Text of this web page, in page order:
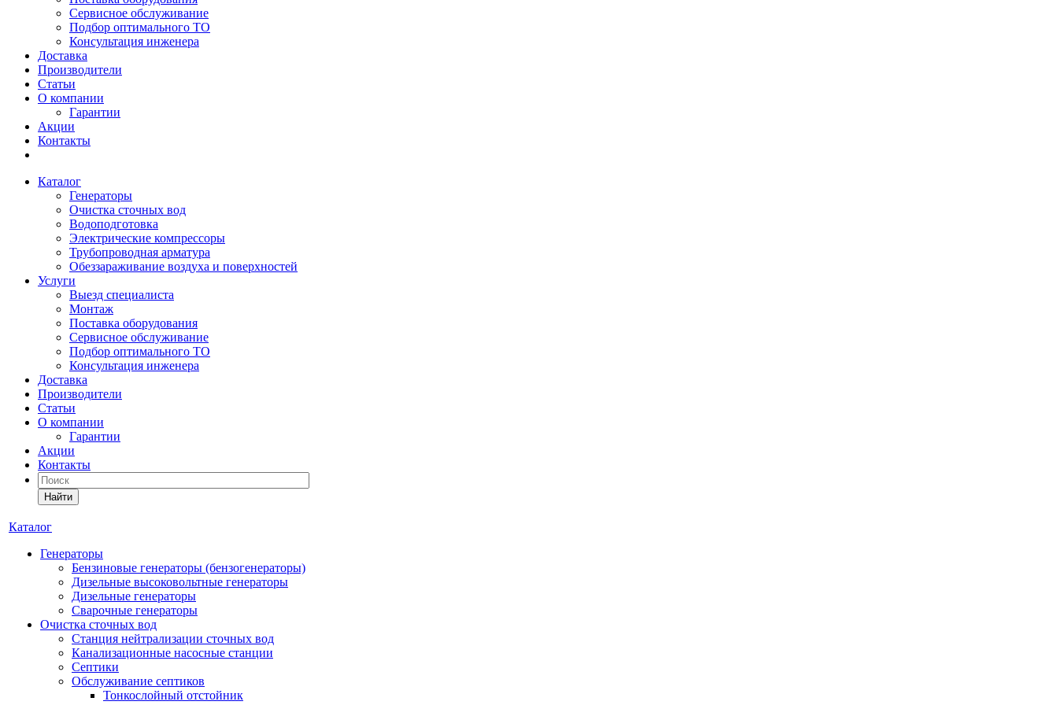
Сервисное обслуживание
Подбор оптимального ТО
Консультация инженера
Доставка
Производители
Статьи
О компании
Гарантии
Акции
Контакты
Каталог
Генераторы
Очистка сточных вод
Водоподготовка
Электрические компрессоры
Трубопроводная арматура
Обеззараживание воздуха и поверхностей
Услуги
Выезд специалиста
Монтаж
Поставка оборудования
Сервисное обслуживание
Подбор оптимального ТО
Консультация инженера
Доставка
Производители
Статьи
О компании
Гарантии
Акции
Контакты
Найти
Каталог
Генераторы
Бензиновые генераторы (бензогенераторы)
Дизельные высоковольтные генераторы
Дизельные генераторы
Сварочные генераторы
Очистка сточных вод
Станция нейтрализации сточных вод
Канализационные насосные станции
Септики
Обслуживание септиков
Тонкослойный отстойник